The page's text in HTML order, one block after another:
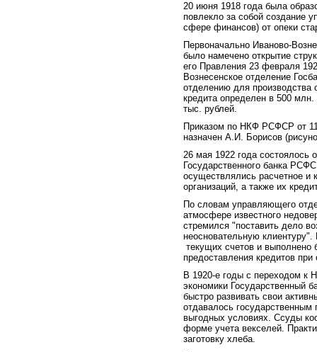
20 июня 1918 года была
повлекло за собой создание
сфере финансов) от опеки
Первоначально Иваново-
было намечено открытие
его Правления 23 февраля
Вознесенское отделение
отделению для
кредита определен в 500
тыс. рублей.
Приказом по НКФ РСФСР от
назначен А.И. Борисов
26 мая 1922 года состоялось
Государственного банка
осуществлялись расчетное и
организаций, а также их
По словам управляющего
атмосфере известного
стремился "поставить дело
неосновательную
текущих счетов и выполнено
предоставления кредитов
В 1920-е годы с переходом к
экономики Государственный
быстро развивать свои
отдавалось государственным
выгодных условиях. Ссуды
форме учета векселей.
заготовку хлеба.